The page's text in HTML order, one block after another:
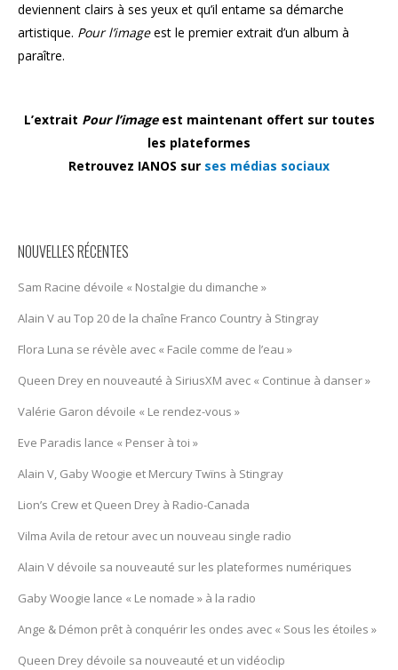
deviennent clairs à ses yeux et qu’il entame sa démarche
artistique. Pour l’imageest le premier extrait d’un album à
paraître.
L’extrait Pour l’imageest maintenant offert sur toutes
les plateformes
Retrouvez IANOS sur ses médias sociaux
NOUVELLES RÉCENTES
Sam Racine dévoile « Nostalgie du dimanche »
Alain V au Top 20 de la chaîne Franco Country à Stingray
Flora Luna se révèle avec « Facile comme de l’eau »
Queen Drey en nouveauté à SiriusXM avec « Continue à danser »
Valérie Garon dévoile « Le rendez-vous »
Eve Paradis lance « Penser à toi »
Alain V, Gaby Woogie et Mercury Twïns à Stingray
Lion’s Crew et Queen Drey à Radio-Canada
Vilma Avila de retour avec un nouveau single radio
Alain V dévoile sa nouveauté sur les plateformes numériques
Gaby Woogie lance « Le nomade » à la radio
Ange & Démon prêt à conquérir les ondes avec « Sous les étoiles »
Queen Drey dévoile sa nouveauté et un vidéoclip